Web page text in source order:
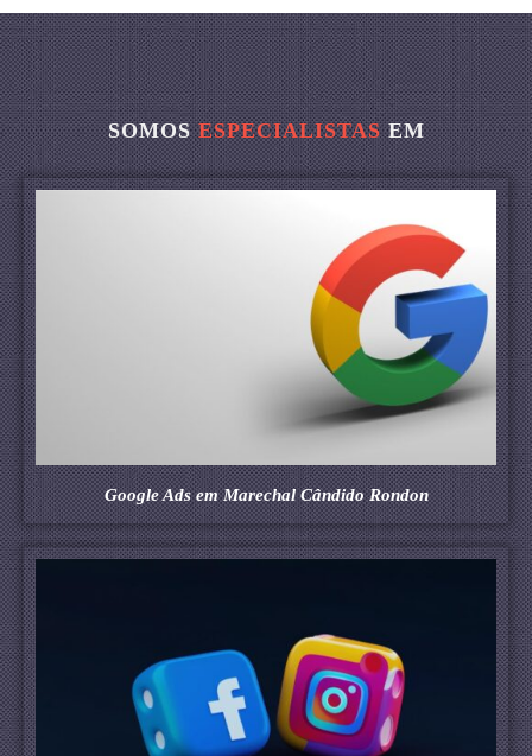
SOMOSESPECIALISTASEM
Google Ads em Marechal Cândido Rondon